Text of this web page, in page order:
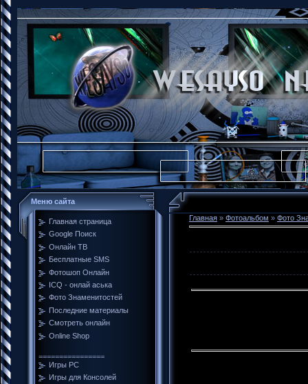
Меню сайта
Главная страница
Google Поиск
Онлайн ТВ
Бесплатные SMS
Фотошоп Онлайн
ICQ - онлай аська
Фото Знаменитостей
Последние материалы
Смотреть онлайн
Online Shop
================
Игры PC
Игры для Консолей
Главная » Фотоальбом » Фото